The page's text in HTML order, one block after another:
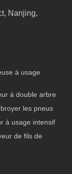
Nanjing,
à usage
à double arbre
les pneus
à usage intensif
de fils de